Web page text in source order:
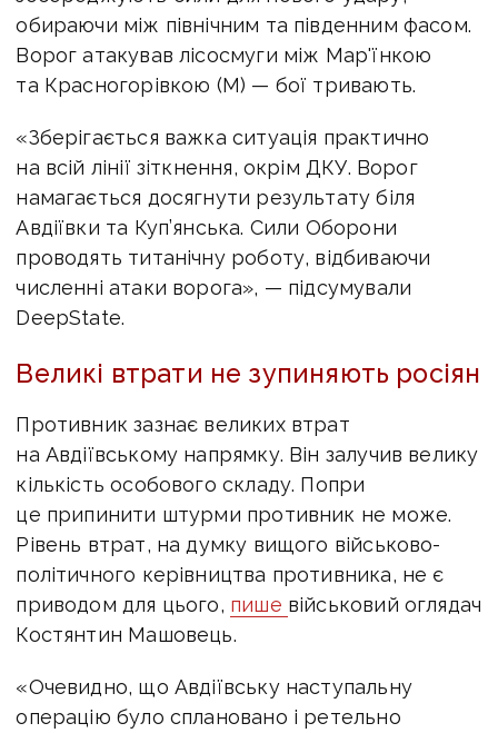
обираючи між північним та південним фасом.
Ворог атакував лісосмуги між Мар'їнкою
та Красногорівкою (М) — бої тривають.
«Зберігається важка ситуація практично
на всій лінії зіткнення, окрім ДКУ. Ворог
намагається досягнути результату біля
Авдіївки та Куп’янська. Сили Оборони
проводять титанічну роботу, відбиваючи
численні атаки ворога», — підсумували
DeepState.
Великі втрати не зупиняють росіян
Противник зазнає великих втрат
на Авдіївському напрямку. Він залучив велику
кількість особового складу. Попри
це припинити штурми противник не може.
Рівень втрат, на думку вищого військово-
політичного керівництва противника, не є
приводом для цього, пише військовий оглядач
Костянтин Машовець.
«Очевидно, що Авдіївську наступальну
операцію було сплановано і ретельно